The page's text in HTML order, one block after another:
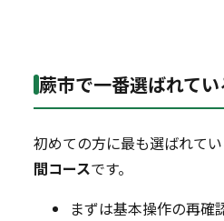
蕨市で一番選ばれて
初めての方に最も選ばれてい
間コースです。
まずは基本操作の再確